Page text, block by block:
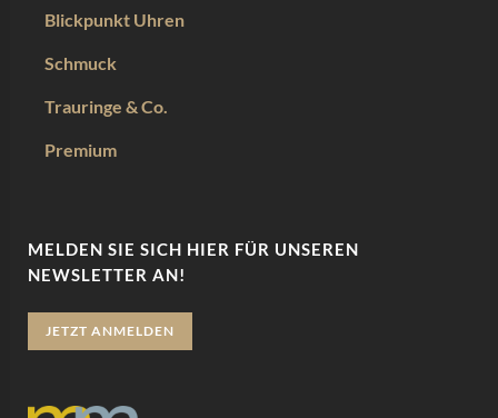
Blickpunkt Uhren
Schmuck
Trauringe & Co.
Premium
MELDEN SIE SICH HIER FÜR UNSEREN
NEWSLETTER AN!
JETZT ANMELDEN